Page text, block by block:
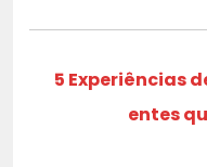
5 Experiências
entes